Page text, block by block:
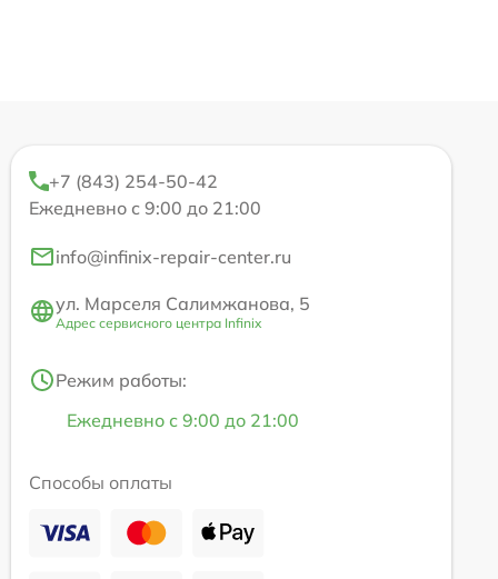
+7 (843) 254-50-42
Ежедневно с 9:00 до 21:00
info@infinix-repair-center.ru
ул. Марселя Салимжанова, 5
Адрес сервисного центра Infinix
Режим работы:
Ежедневно с 9:00 до 21:00
Способы оплаты